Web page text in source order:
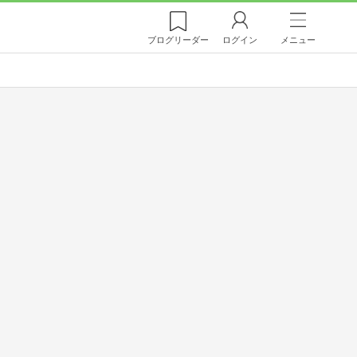
ブログリーダー ログイン メニュー